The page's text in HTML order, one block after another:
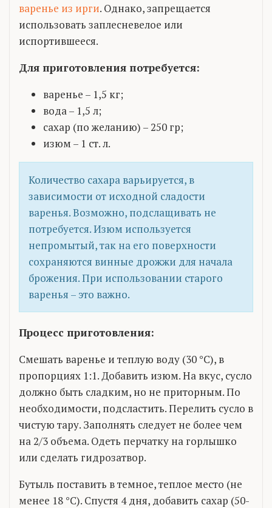
варенье из ирги. Однако, запрещается
использовать заплесневелое или
испортившееся.
Для приготовления потребуется:
варенье – 1,5 кг;
вода – 1,5 л;
сахар (по желанию) – 250 гр;
изюм – 1 ст. л.
Количество сахара варьируется, в
зависимости от исходной сладости
варенья. Возможно, подслащивать не
потребуется. Изюм используется
непромытый, так на его поверхности
сохраняются винные дрожжи для начала
брожения. При использовании старого
варенья – это важно.
Процесс приготовления:
Смешать варенье и теплую воду (30 °C), в
пропорциях 1:1. Добавить изюм. На вкус, сусло
должно быть сладким, но не приторным. По
необходимости, подсластить. Перелить сусло в
чистую тару. Заполнять следует не более чем
на 2/3 объема. Одеть перчатку на горлышко
или сделать гидрозатвор.
Бутыль поставить в темное, теплое место (не
менее 18 °C). Спустя 4 дня, добавить сахар (50-